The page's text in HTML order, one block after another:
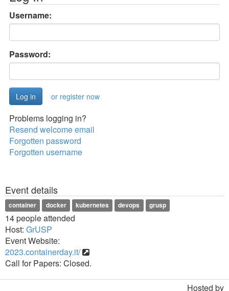
Username:
Password:
or register now
Problems logging in?
Resend welcome email
Forgotten password
Forgotten username
Event details
container docker kubernetes devops grusp
14 people attended
Host: GrUSP
Event Website:
2023.containerday.it/
Call for Papers: Closed.
Hosted by